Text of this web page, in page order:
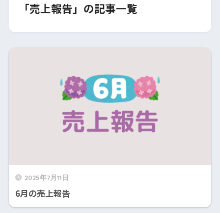
「売上報告」の記事一覧
2025年7月11日
6月の売上報告